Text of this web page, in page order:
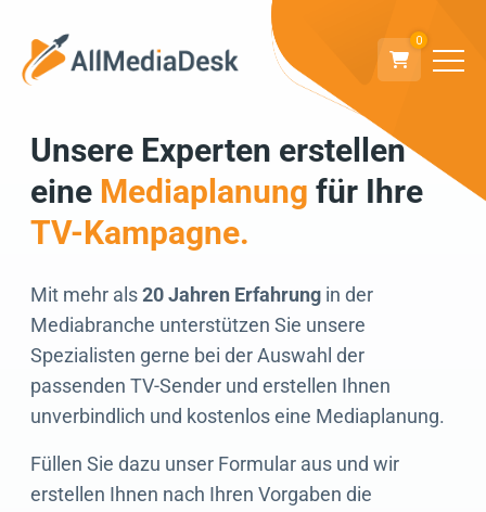
0
Zurück
Wir freuen uns auf
Unsere Experten erstellen
eine Mediaplanung für Ihre
TV-Kampagne.
Mit mehr als20 Jahren Erfahrung in der
Mediabranche unterstützen Sie unsere
Spezialisten gerne bei der Auswahl der
passenden TV-Sender und erstellen Ihnen
unverbindlich und kostenlos eine Mediaplanung.
Füllen Sie dazu unser Formular aus und wir
erstellen Ihnen nach Ihren Vorgaben die